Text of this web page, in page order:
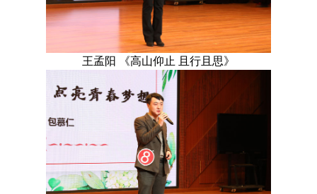
王孟阳 《高山仰止 且行且思》